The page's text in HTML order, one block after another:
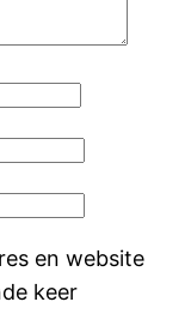
en website
keer